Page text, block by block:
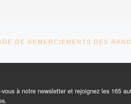
les articles
vous à notre newsletter et rejoignez les 165